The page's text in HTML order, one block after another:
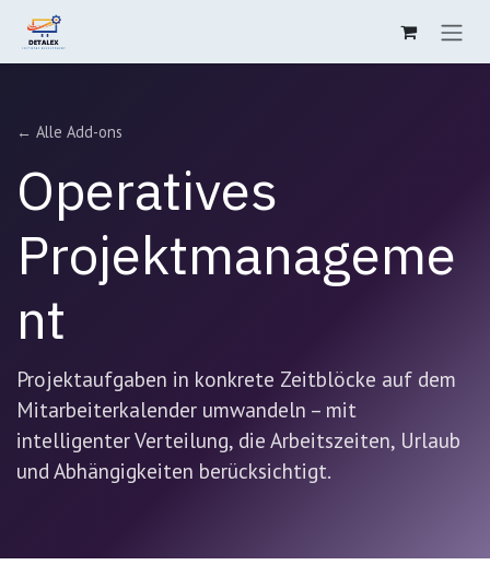
Zum Inhalt springen
← Alle Add-ons
Operatives
Projektmanageme
nt
Projektaufgaben in konkrete Zeitblöcke auf dem
Mitarbeiterkalender umwandeln – mit
intelligenter Verteilung, die Arbeitszeiten, Urlaub
und Abhängigkeiten berücksichtigt.